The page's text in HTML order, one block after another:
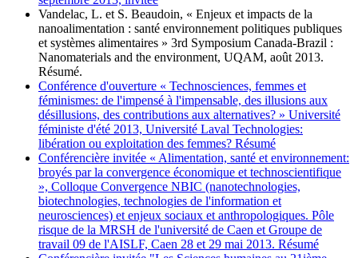
Vandelac, L. et S. Beaudoin, « Enjeux et impacts de la
nanoalimentation : santé environnement politiques publiques
et systèmes alimentaires » 3rd Symposium Canada-Brazil :
Nanomaterials and the environment, UQAM, août 2013.
Résumé.
Conférence d'ouverture « Technosciences, femmes et
féminismes: de l'impensé à l'impensable, des illusions aux
désillusions, des contributions aux alternatives? » Université
féministe d'été 2013, Université Laval Technologies:
libération ou exploitation des femmes? Résumé
Conférencière invitée « Alimentation, santé et environnement:
broyés par la convergence économique et technoscientifique
», Colloque Convergence NBIC (nanotechnologies,
biotechnologies, technologies de l'information et
neurosciences) et enjeux sociaux et anthropologiques. Pôle
risque de la MRSH de l'université de Caen et Groupe de
travail 09 de l'AISLF, Caen 28 et 29 mai 2013. Résumé